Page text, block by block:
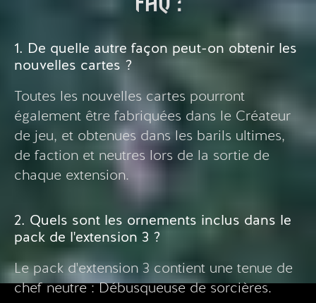
1. De quelle autre façon peut-on obtenir les
nouvelles cartes ?
Toutes les nouvelles cartes pourront
également être fabriquées dans le Créateur
de jeu, et obtenues dans les barils ultimes,
de faction et neutres lors de la sortie de
chaque extension.
2. Quels sont les ornements inclus dans le
pack de l'extension 3 ?
Le pack d'extension 3 contient une tenue de
chef neutre : Débusqueuse de sorcières.